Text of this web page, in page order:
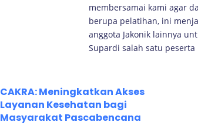
membersamai kami agar
berupa pelatihan, ini
anggota Jakonik lainnya
Supardi salah satu
CAKRA: Meningkatkan Akses
Layanan Kesehatan bagi
Masyarakat Pascabencana